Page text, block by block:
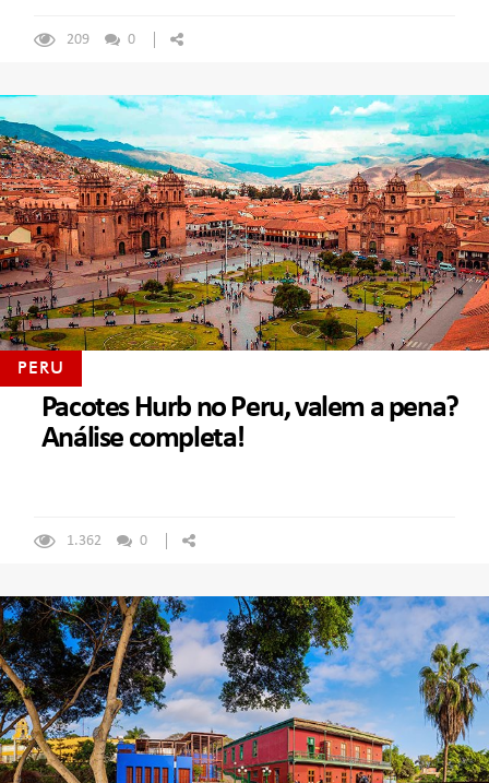
209 0
PERU
Pacotes Hurb no Peru, valem a pena?
Análise completa!
1.362 0